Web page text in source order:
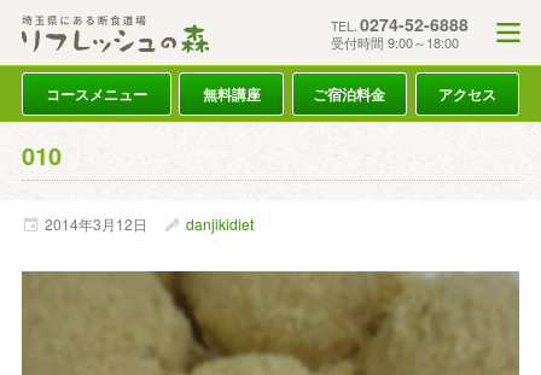
TEL. 0274-52-6888
受付時間 9:00～18:00
コースメニュー 無料講座 ご宿泊料金 アクセス
010
2014年3月12日 danjikidiet